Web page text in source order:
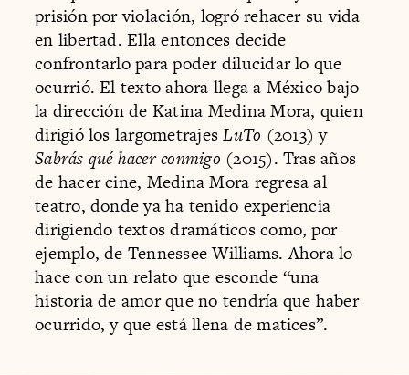
prisión por violación, logró rehacer su vida
en libertad. Ella entonces decide
confrontarlo para poder dilucidar lo que
ocurrió. El texto ahora llega a México bajo
la dirección de Katina Medina Mora, quien
dirigió los largometrajesLuTo (2013) y
Sabrás qué hacer conmigo (2015). Tras años
de hacer cine, Medina Mora regresa al
teatro, donde ya ha tenido experiencia
dirigiendo textos dramáticos como, por
ejemplo, de Tennessee Williams. Ahora lo
hace con un relato que esconde “una
historia de amor que no tendría que haber
ocurrido, y que está llena de matices”.